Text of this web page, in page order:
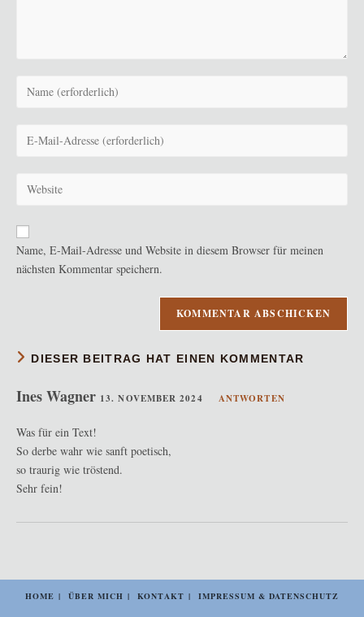
Gib
oder
Kommentieren
Gib
Mail-
zum
Kommentieren
ein
Gib
URL
ein
(optional)
Name, E-Mail-Adresse und Website in diesem Browser für meinen
nächsten Kommentar speichern.
DIESER BEITRAG HAT EINEN KOMMENTAR
Ines Wagner 13. NOVEMBER 2024 ANTWORTEN
Was für ein Text!
So derbe wahr wie sanft poetisch,
so traurig wie tröstend.
Sehr fein!
HOME ÜBER MICH KONTAKT IMPRESSUM & DATENSCHUTZ